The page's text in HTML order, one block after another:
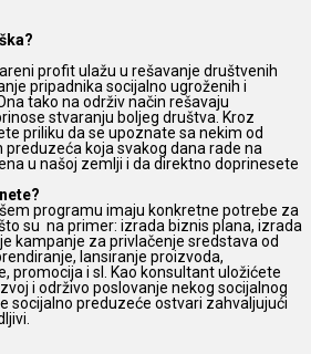
profit ulažu u rešavanje društvenih
pripadnika socijalno ugroženih i
tako na održiv način rešavaju
stvaranju boljeg društva. Kroz
priliku da se upoznate sa nekim od
koja svakog dana rade na
u našoj zemlji i da direktno doprinesete
programu imaju konkretne potrebe za
su na primer: izrada biznis plana, izrada
kampanje za privlačenje sredstava od
lansiranje proizvoda,
promocija i sl. Kao konsultant uložićete
i održivo poslovanje nekog socijalnog
socijalno preduzeće ostvari zahvaljujući